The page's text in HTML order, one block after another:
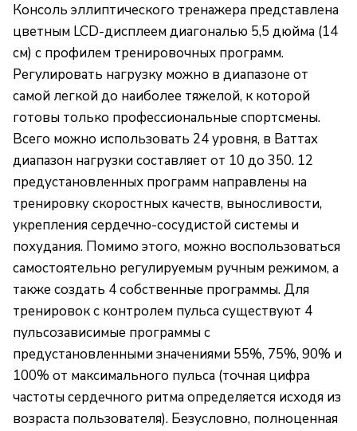
Консоль эллиптического тренажера представлена
цветным LCD-дисплеем диагональю 5,5 дюйма (14
см) с профилем тренировочных программ.
Регулировать нагрузку можно в диапазоне от
самой легкой до наиболее тяжелой, к которой
готовы только профессиональные спортсмены.
Всего можно использовать 24 уровня, в Ваттах
диапазон нагрузки составляет от 10 до 350. 12
предустановленных программ направлены на
тренировку скоростных качеств, выносливости,
укрепления сердечно-сосудистой системы и
похудания. Помимо этого, можно воспользоваться
самостоятельно регулируемым ручным режимом, а
также создать 4 собственные программы. Для
тренировок с контролем пульса существуют 4
пульсозависимые программы с
предустановленными значениями 55%, 75%, 90% и
100% от максимального пульса (точная цифра
частоты сердечного ритма определяется исходя из
возраста пользователя). Безусловно, полноценная